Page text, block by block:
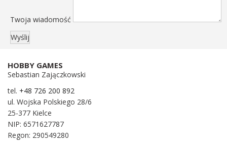
Twoja wiadomość
HOBBY GAMES
Sebastian Zajączkowski
tel. +48 726 200 892
ul. Wojska Polskiego 28/6
25-377 Kielce
NIP: 6571627787
Regon: 290549280